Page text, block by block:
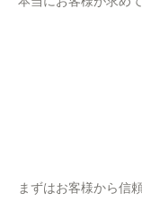
まずはお客様から信